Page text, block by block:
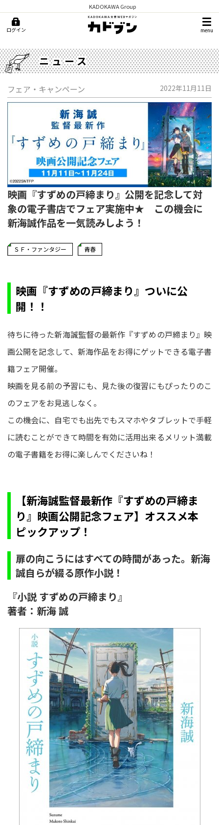
KADOKAWA Group
ログイン menu
ニュース
フェア・キャンペーン 2022年11月11日
映画『すずめの戸締まり』公開を記念して対
象の電子書店でフェア実施中★ この機会に
新海誠作品を一気読みしよう！
ＳＦ・ファンタジー 青春
映画『すずめの戸締まり』ついに公
開！！
待ちに待った新海誠監督の最新作『すずめの戸締まり』映
画公開を記念して、新海作品をお得にゲットできる電子書
籍フェア開催。
映画を見る前の予習にも、見た後の復習にもぴったりのこ
のフェアをお見逃しなく。
この機会に、自宅でも出先でもスマホやタブレットで手軽
に読むことができて時間を有効に活用出来るメリット満載
の電子書籍をお得に楽しんでくださいね！
【新海誠監督最新作『すずめの戸締ま
り』映画公開記念フェア】オススメ本
ピックアップ！
扉の向こうにはすべての時間があった。新海
誠自らが綴る原作小説！
『小説 すずめの戸締まり』
著者：新海 誠